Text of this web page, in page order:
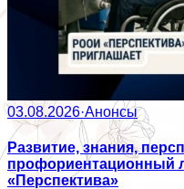
03.08.2026·Анонсы
Развитие, знания,
профориентационный
«Перспектива»